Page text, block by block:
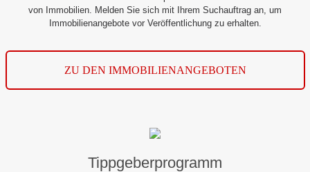
von Immobilien. Melden Sie sich mit Ihrem Suchauftrag an, um
Immobilienangebote vor Veröffentlichung zu erhalten.
ZU DEN IMMOBILIENANGEBOTEN
Tippgeberprogramm